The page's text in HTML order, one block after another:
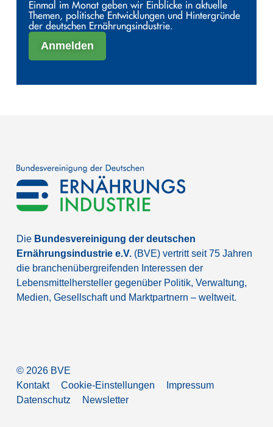
Einmal im Monat geben wir Einblicke in aktuelle
Themen, politische Entwicklungen und Hintergründe
der deutschen Ernährungsindustrie.
Anmelden
Die Bundesvereinigung der deutschen
Ernährungsindustrie e.V. (BVE) vertritt seit 75 Jahren
die branchenübergreifenden Interessen der
Lebensmittelhersteller gegenüber Politik, Verwaltung,
Medien, Gesellschaft und Marktpartnern – weltweit.
© 2026BVE
Kontakt
Cookie-Einstellungen
Impressum
Datenschutz
Newsletter